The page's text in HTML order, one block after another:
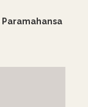
Paramahansa